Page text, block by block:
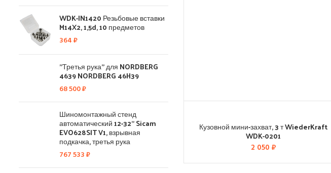
WDK-IN1420 Резьбовые вставки
M14X2, 1,5d, 10 предметов
364₽
"Третья рука" для NORDBERG
4639 NORDBERG 46H39
68 500₽
Шиномонтажный стенд
автоматический 12-32" Sicam
EVO628SIT V1, взрывная
подкачка, третья рука
767 533₽
Кузовной мини-захват, 3 т WiederKraft
WDK-0201
2 050₽